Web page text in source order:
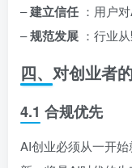
–建立信任 ：用户
–规范发展 ：行业
四、对创业者
4.1 合规优先
AI创业必须从一开